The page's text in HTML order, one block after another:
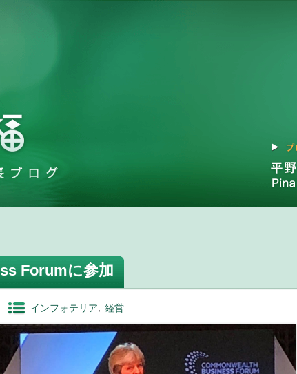
Forumに参加
インフォテリア 経営